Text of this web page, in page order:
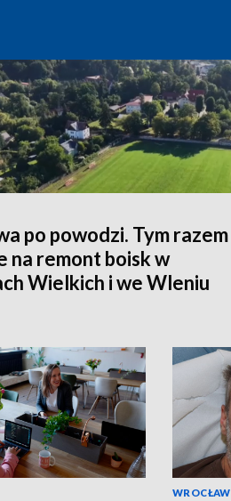
po powodzi. Tym razem
na remont boisk w
Wielkich i we Wleniu
WROCŁAW